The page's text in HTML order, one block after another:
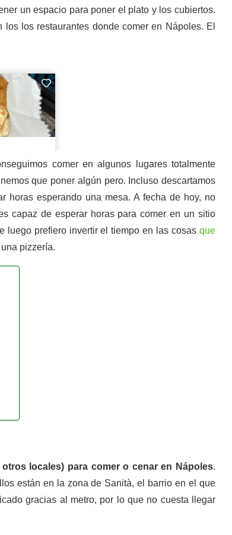
un espacio para poner el plato y los cubiertos.
los restaurantes donde comer en Nápoles. El
comer en algunos lugares totalmente
que poner algún pero. Incluso descartamos
horas esperando una mesa. A fecha de hoy, no
capaz de esperar horas para comer en un sitio
luego prefiero invertir el tiempo en las cosas que
pizzería.
locales) para comer o cenar en Nápoles.
están en la zona de Sanità, el barrio en el que
gracias al metro, por lo que no cuesta llegar